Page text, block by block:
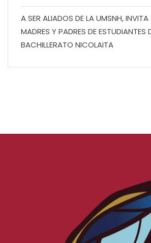
A SER ALIADOS DE LA UMSNH,
MADRES Y PADRES DE ESTUDIANTES
BACHILLERATO NICOLAITA